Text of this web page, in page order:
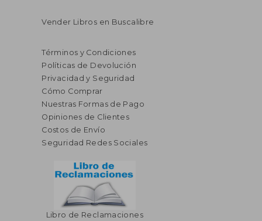
Vender Libros en Buscalibre
Términos y Condiciones
Políticas de Devolución
Privacidad y Seguridad
Cómo Comprar
Nuestras Formas de Pago
Opiniones de Clientes
Costos de Envío
Seguridad Redes Sociales
Libro de Reclamaciones